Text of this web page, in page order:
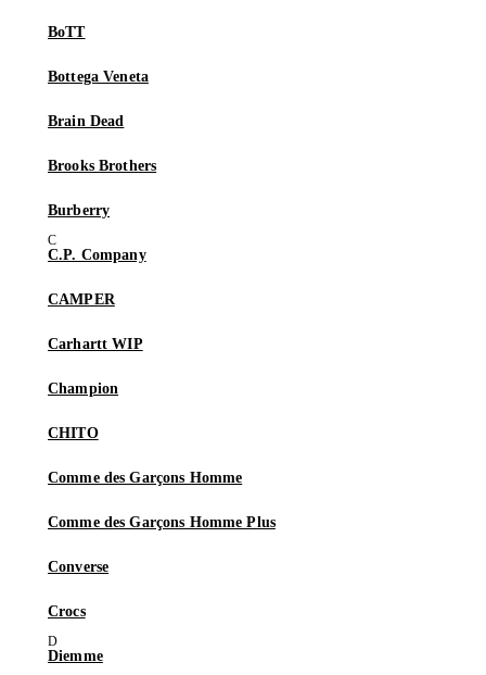
BoTT
Bottega Veneta
Brain Dead
Brooks Brothers
Burberry
C.P. Company
CAMPER
Carhartt WIP
Champion
CHITO
Comme des Garçons Homme
Comme des Garçons Homme Plus
Converse
Crocs
Diemme